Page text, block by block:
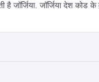
है जॉर्जिया. जॉर्जिया देश